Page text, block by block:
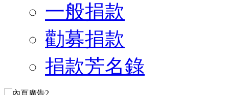
一般捐款
勸募捐款
捐款芳名錄